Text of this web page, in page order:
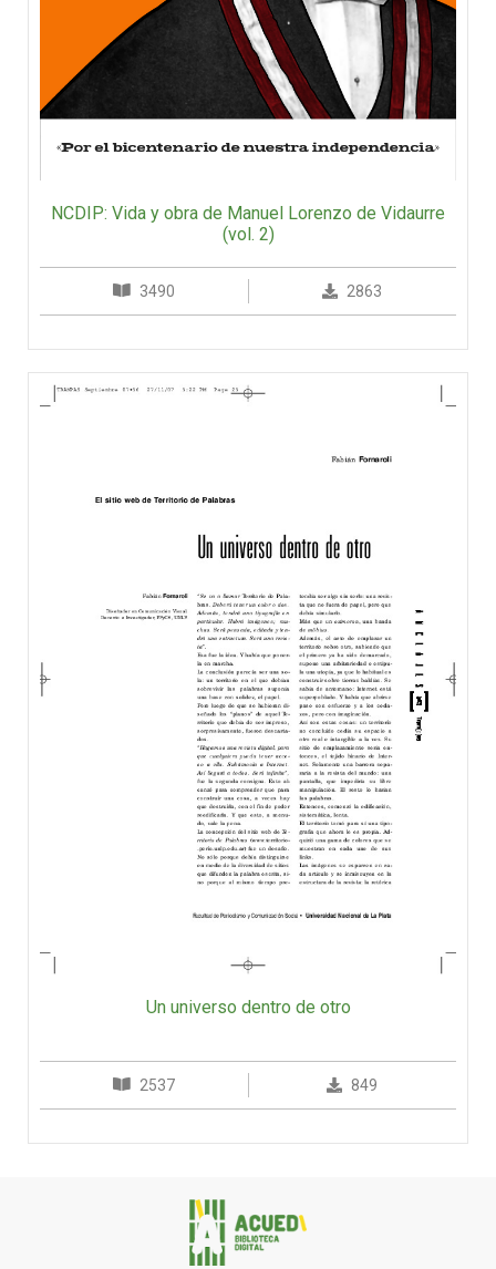
NCDIP: Vida y obra de Manuel Lorenzo de Vidaurre
(vol. 2)
3490 2863
Un universo dentro de otro
2537 849